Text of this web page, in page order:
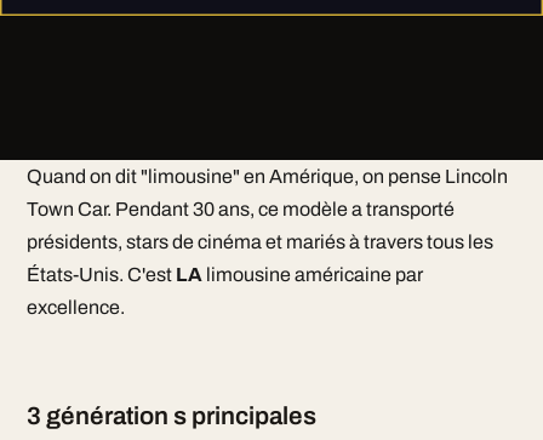
Quand on dit "limousine" en Amérique, on pense Lincoln
Town Car. Pendant 30 ans, ce modèle a transporté
présidents, stars de cinéma et mariés à travers tous les
États-Unis. C'est LA limousine américaine par
excellence.
3 génération s principales